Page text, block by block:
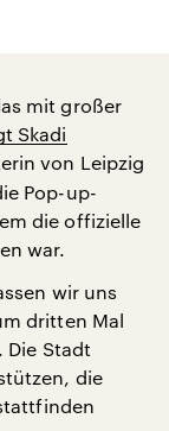
mit großer
Skadi
von Leipzig
Pop-up-
die offizielle
war.
wir uns
dritten Mal
. Die Stadt
die